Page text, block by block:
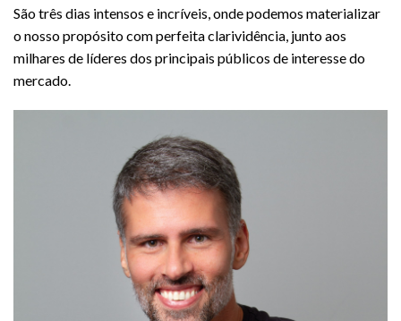
São três dias intensos e incríveis, onde podemos materializar
o nosso propósito com perfeita clarividência, junto aos
milhares de líderes dos principais públicos de interesse do
mercado.